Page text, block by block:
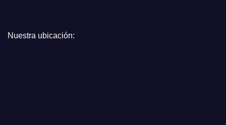
Nuestra ubicación: